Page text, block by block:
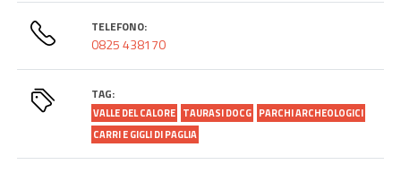
TELEFONO:
0825 438170
TAG:
VALLE DEL CALORE TAURASI DOCG PARCHI ARCHEOLOGICI
CARRI E GIGLI DI PAGLIA